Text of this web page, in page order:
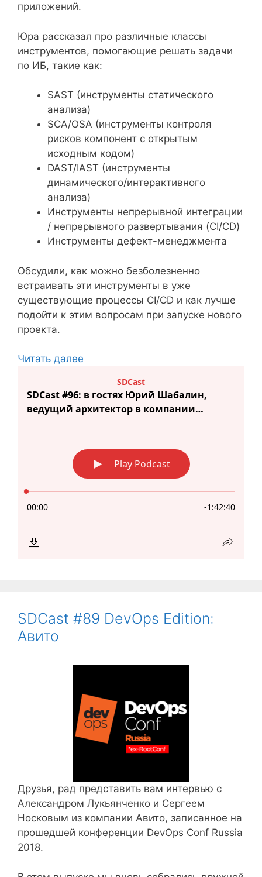
приложений.
Юра рассказал про различные классы
инструментов, помогающие решать задачи
по ИБ, такие как:
SAST (инструменты статического
анализа)
SCA/OSA (инструменты контроля
рисков компонент с открытым
исходным кодом)
DAST/IAST (инструменты
динамического/интерактивного
анализа)
Инструменты непрерывной интеграции
/ непрерывного развертывания (CI/CD)
Инструменты дефект-менеджмента
Обсудили, как можно безболезненно
встраивать эти инструменты в уже
существующие процессы CI/CD и как лучше
подойти к этим вопросам при запуске нового
проекта.
Читать далее
SDCast #89 DevOps Edition:
Авито
Друзья, рад представить вам интервью с
Александром Лукьянченко и Сергеем
Носковым из компании Авито, записанное на
прошедшей конференции DevOps Conf Russia
2018.